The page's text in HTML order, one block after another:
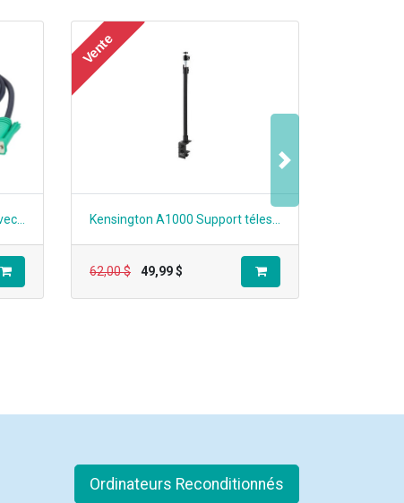
ATEN Câble KVM USB 1,8m avec SPHD 3 en 1 (2L5202U)
Vente
Kensington A1000 Support télescopique pour webcam avec serre-joint (K87654WW)
62,00$ 49,99$
Suivant
Ordinateurs Reconditionnés